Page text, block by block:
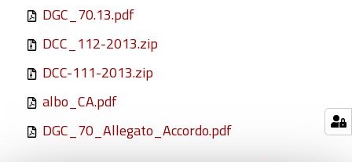
DGC_70.13.pdf
DCC_112-2013.zip
DCC-111-2013.zip
albo_CA.pdf
DGC_70_Allegato_Accordo.pdf